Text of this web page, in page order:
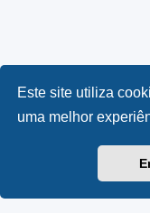
Este site utiliza
uma melhor